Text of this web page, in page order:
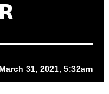
March 31, 2021, 5:32am